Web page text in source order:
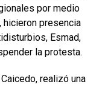
por medio
hicieron presencia
Esmad,
la protesta.
realizó una